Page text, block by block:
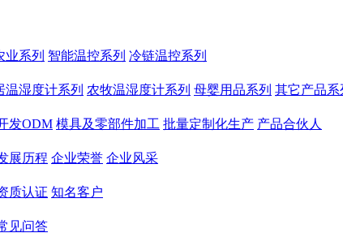
业系列 智能温控系列 冷链温控系列
温湿度计系列 农牧温湿度计系列 母婴用品系列 其它产品系
发ODM 模具及零部件加工 批量定制化生产 产品合伙人
展历程 企业荣誉 企业风采
质认证 知名客户
见问答